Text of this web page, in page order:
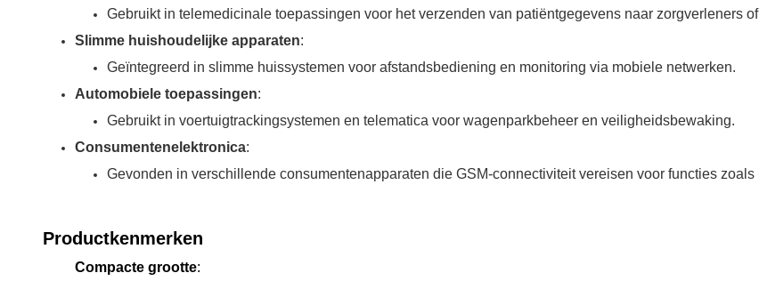
Gebruikt in telemedicinale toepassingen voor het verzenden van patiëntgegevens naar zorgverleners
Slimme huishoudelijke apparaten:
Geïntegreerd in slimme huissystemen voor afstandsbediening en monitoring via mobiele netwerken.
Automobiele toepassingen:
Gebruikt in voertuigtrackingsystemen en telematica voor wagenparkbeheer en veiligheidsbewaking.
Consumentenelektronica:
Gevonden in verschillende consumentenapparaten die GSM-connectiviteit vereisen voor functies
Productkenmerken
Compacte grootte: